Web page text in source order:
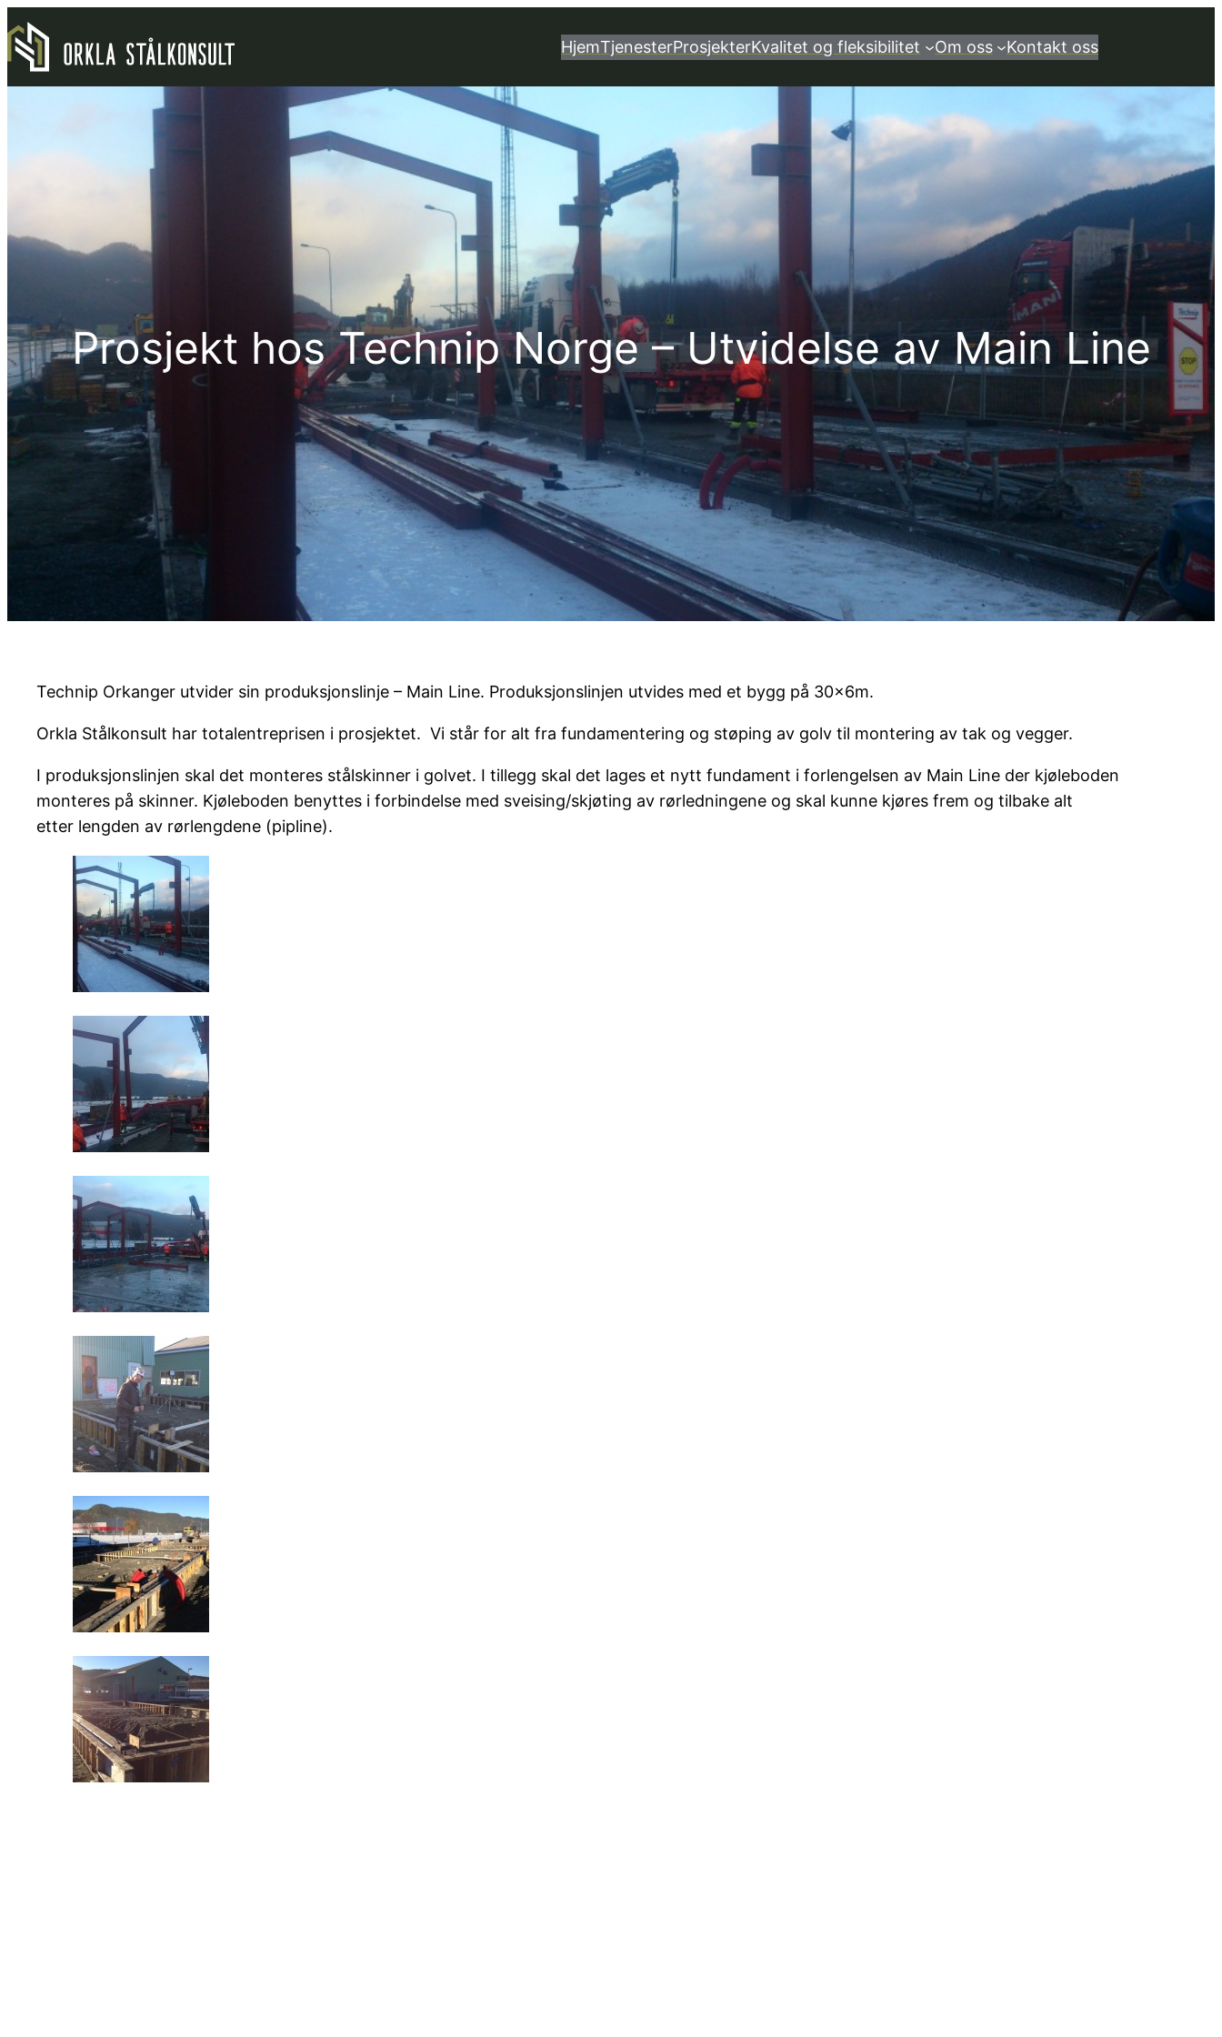
Hopp
til
innhold
HjemTjenesterProsjekterKvalitet og fleksibilitet Om oss Kontakt oss
Prosjekt hos Technip Norge – Utvidelse av Main Line
Technip Orkanger utvider sin produksjonslinje – Main Line. Produksjonslinjen utvides med et bygg på 30x6m.
Orkla Stålkonsult har totalentreprisen i prosjektet. Vi står for alt fra fundamentering og støping av golv til montering av tak og vegger.
I produksjonslinjen skal det monteres stålskinner i golvet. I tillegg skal det lages et nytt fundament i forlengelsen av Main Line der kjøleboden
monteres på skinner. Kjøleboden benyttes i forbindelse med sveising/skjøting av rørledningene og skal kunne kjøres frem og tilbake alt
etter lengden av rørlengdene (pipline).